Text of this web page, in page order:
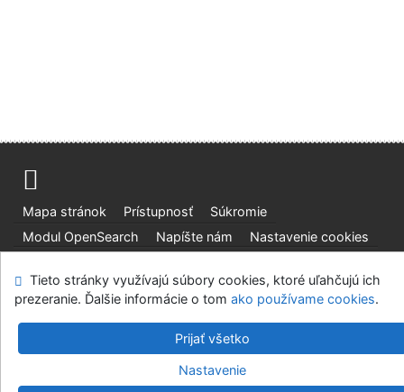
Mapa stránok Prístupnosť
Súkromie
Modul OpenSearch
Napíšte nám Nastavenie cookies
Slovenská lesnícka a drevárska knižnica pri Technickej
univerzite vo Zvolene
©1993-2026IPACv.4.8.63a-Cosmotron Slovakia, s.r.o.
Tieto stránky využívajú súbory cookies, ktoré uľahčujú ich
prezeranie. Ďalšie informácie o tom ako používame cookies.
Prijať všetko
Nastavenie